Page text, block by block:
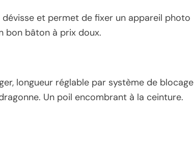
dévisse et permet de fixer un appareil photo
bon bâton à prix doux.
longueur réglable par système de blocage
Un poil encombrant à la ceinture.